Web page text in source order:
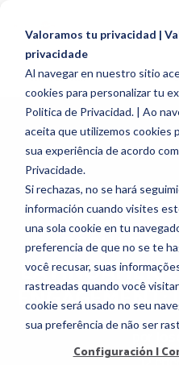
Valoramos tu privacidad |
privacidade
Al navegar en nuestro sitio
cookies para personalizar tu
Politica de Privacidad. | Ao
aceita que utilizemos cookies
sua experiência de acordo
Privacidade.
Si rechazas, no se hará
información cuando visites
una sola cookie en tu
preferencia de que no se te
você recusar, suas
rastreadas quando você
cookie será usado no seu
sua preferência de não ser
Configuración |
HR TOPICS